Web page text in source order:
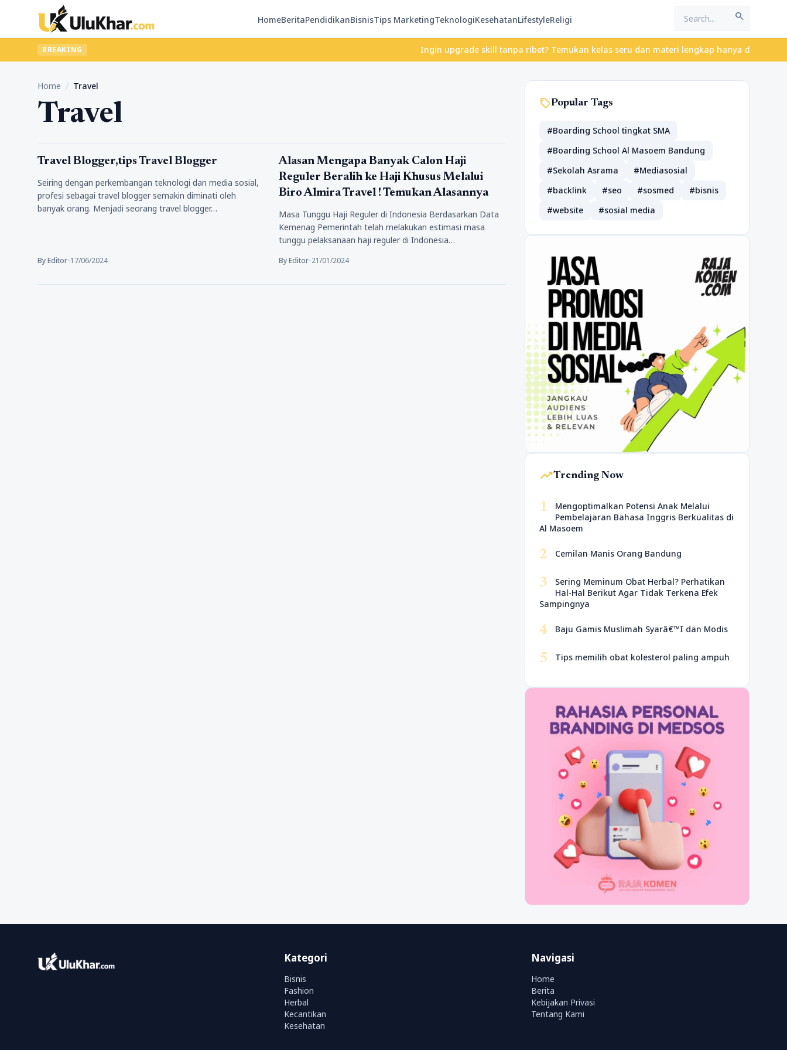
HomeBeritaPendidikanBisnisTips MarketingTeknologiKesehatanLifestyleReligi search
BREAKING Ingin upgrade skill tanpa ribet? Temukan kelas seru dan materi lengkap hanya di
Home / Travel
Travel
Tips Marketing
Travel Blogger,tips Travel Blogger
Seiring dengan perkembangan teknologi dan media sosial,
profesi sebagai travel blogger semakin diminati oleh
banyak orang. Menjadi seorang travel blogger…
By Editor•17/06/2024
Bisnis
Alasan Mengapa Banyak Calon Haji
Reguler Beralih ke Haji Khusus Melalui
Biro Almira Travel ! Temukan Alasannya
Masa Tunggu Haji Reguler di Indonesia Berdasarkan Data
Kemenag Pemerintah telah melakukan estimasi masa
tunggu pelaksanaan haji reguler di Indonesia…
By Editor•21/01/2024
sellPopular Tags
#Boarding School tingkat SMA
#Boarding School Al Masoem Bandung
#Sekolah Asrama
#Mediasosial
#backlink
#seo #sosmed
#bisnis
#website
#sosial media
trending_upTrending Now
1
Mengoptimalkan Potensi Anak Melalui
Pembelajaran Bahasa Inggris Berkualitas di
Al Masoem
2 Cemilan Manis Orang Bandung
3
Sering Meminum Obat Herbal? Perhatikan
Hal-Hal Berikut Agar Tidak Terkena Efek
Sampingnya
4 Baju Gamis Muslimah Syarâ€™I dan Modis
5 Tips memilih obat kolesterol paling ampuh
Kategori
Bisnis
Fashion
Herbal
Kecantikan
Kesehatan
Navigasi
Home
Berita
Kebijakan Privasi
Tentang Kami